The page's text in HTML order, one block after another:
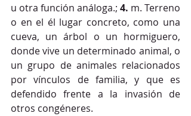
u otra función análoga.; 4. m. Terreno
o en el él lugar concreto, como una
cueva, un árbol o un hormiguero,
donde vive un determinado animal, o
un grupo de animales relacionados
por vínculos de familia, y que es
defendido frente a la invasión de
otros congéneres.